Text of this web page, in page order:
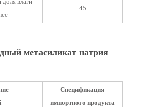
45
метасиликат натрия
Спецификация
импортного продукта